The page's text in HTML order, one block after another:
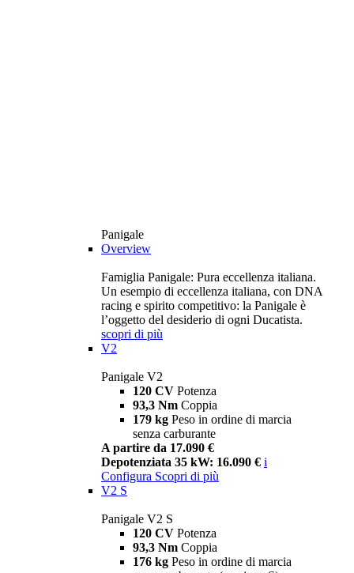
Panigale
Overview
Famiglia Panigale: Pura eccellenza italiana.
Un esempio di eccellenza italiana, con DNA
racing e spirito competitivo: la Panigale è
l’oggetto del desiderio di ogni Ducatista.
scopri di più
V2
Panigale V2
120 CV Potenza
93,3 Nm Coppia
179 kg Peso in ordine di marcia
senza carburante
A partire da 17.090 €
Depotenziata 35 kW: 16.090 € i
Configura Scopri di più
V2 S
Panigale V2 S
120 CV Potenza
93,3 Nm Coppia
176 kg Peso in ordine di marcia